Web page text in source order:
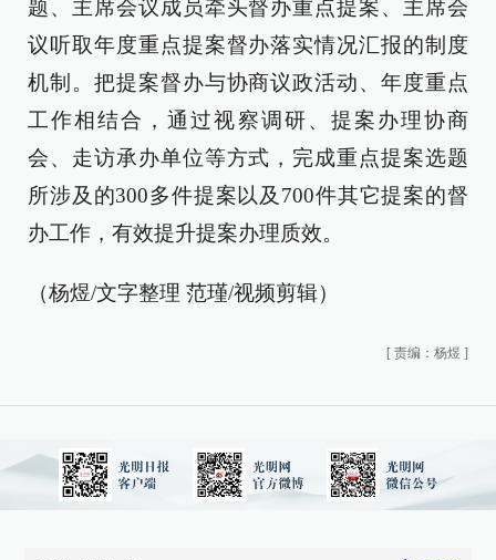
题、主席会议成员牵头督办重点提案、主席会
议听取年度重点提案督办落实情况汇报的制度
机制。把提案督办与协商议政活动、年度重点
工作相结合，通过视察调研、提案办理协商
会、走访承办单位等方式，完成重点提案选题
所涉及的300多件提案以及700件其它提案的督
办工作，有效提升提案办理质效。
（杨煜/文字整理 范瑾/视频剪辑）
[ 责编：杨煜 ]